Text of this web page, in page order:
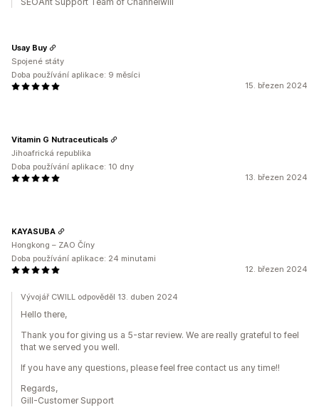
15. březen 2024
Usay Buy
Spojené státy
Doba používání aplikace: 9 měsíci
13. březen 2024
Vitamin G Nutraceuticals
Jihoafrická republika
Doba používání aplikace: 10 dny
12. březen 2024
KAYASUBA
Hongkong – ZAO Číny
Doba používání aplikace: 24 minutami
Vývojář CWILL odpověděl 13. duben 2024
Hello there,
Thank you for giving us a 5-star review. We are really grateful to feel
that we served you well.
If you have any questions, please feel free contact us any time!!
Regards,
Gill-Customer Support